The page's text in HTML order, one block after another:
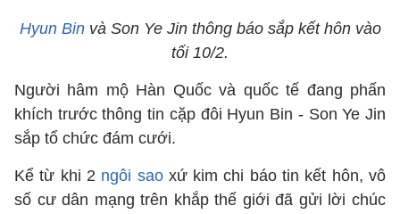
Hyun Binvà Son Ye Jin thông báo sắp kết hôn vào
tối 10/2.
Người hâm mộ Hàn Quốc và quốc tế đang phấn
khích trước thông tin cặp đôi Hyun Bin - Son Ye Jin
sắp tổ chức đám cưới.
Kể từ khi 2 ngôi saoxứ kim chi báo tin kết hôn, vô
số cư dân mạng trên khắp thế giới đã gửi lời chúc